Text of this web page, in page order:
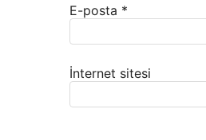
E-posta *
İnternet sitesi